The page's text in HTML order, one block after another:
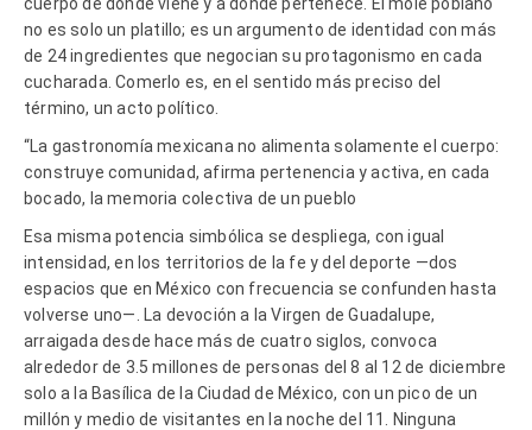
no es solo un platillo; es un argumento de identidad con más
de 24 ingredientes que negocian su protagonismo en cada
cucharada. Comerlo es, en el sentido más preciso del
término, un acto político.
“La gastronomía mexicana no alimenta solamente el cuerpo:
construye comunidad, afirma pertenencia y activa, en cada
bocado, la memoria colectiva de un pueblo
Esa misma potencia simbólica se despliega, con igual
intensidad, en los territorios de la fe y del deporte —dos
espacios que en México con frecuencia se confunden hasta
volverse uno—. La devoción a la Virgen de Guadalupe,
arraigada desde hace más de cuatro siglos, convoca
alrededor de 3.5 millones de personas del 8 al 12 de diciembre
solo a la Basílica de la Ciudad de México, con un pico de un
millón y medio de visitantes en la noche del 11. Ninguna